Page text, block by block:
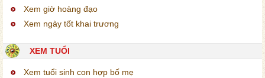
Xem giờ hoàng đạo
Xem ngày tốt khai trương
XEM TUỔI
Xem tuổi sinh con hợp bố mẹ